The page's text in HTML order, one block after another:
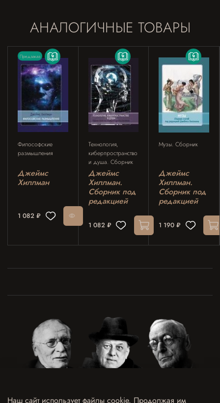
АНАЛОГИЧНЫЕ ТОВАРЫ
Предзаказ
Философские
размышления
Джеймс
Хиллман
1 082 ₽
Технология,
киберпространство
и душа. Сборник
Джеймс
Хиллман.
Сборник под
редакцией
1 082 ₽
Музы. Сборник
Джеймс
Хиллман.
Cборник под
редакцией
1 190 ₽
Наш сайт использует файлы cookie. Продолжая им